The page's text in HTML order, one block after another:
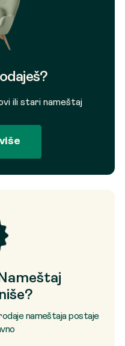
ili stari nameštaj
nameštaja postaje